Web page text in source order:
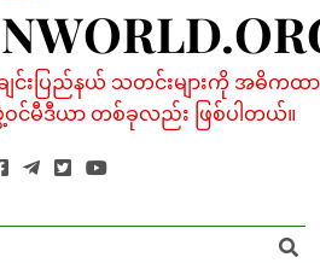
ျင်းပြည်နယ် သတင်းများကို အဓိကထာ
ဝင်မီဒီယာ တစ်ခုလည်း ဖြစ်ပါတယ်။